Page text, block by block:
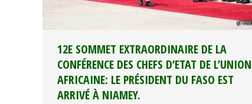
12E SOMMET EXTRAORDINAIRE DE LA
CONFÉRENCE DES CHEFS D’ETAT DE L’UNION
AFRICAINE: LE PRÉSIDENT DU FASO EST
ARRIVÉ À NIAMEY.